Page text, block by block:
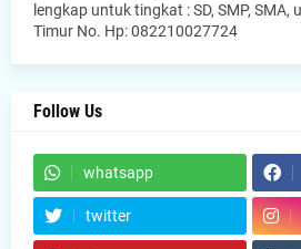
lengkap untuk tingkat : SD, SMP,
Timur No. Hp: 082210027724
Follow Us
whatsapp
twitter